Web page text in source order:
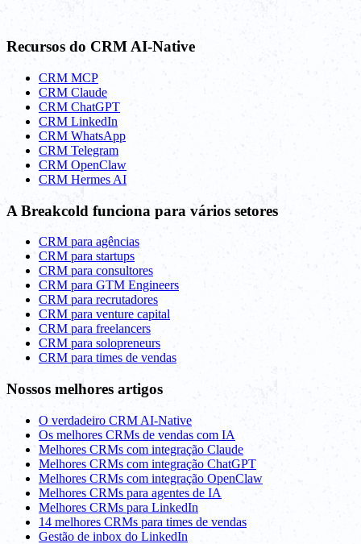
Recursos do CRM AI-Native
CRM MCP
CRM Claude
CRM ChatGPT
CRM LinkedIn
CRM WhatsApp
CRM Telegram
CRM OpenClaw
CRM Hermes AI
A Breakcold funciona para vários setores
CRM para agências
CRM para startups
CRM para consultores
CRM para GTM Engineers
CRM para recrutadores
CRM para venture capital
CRM para freelancers
CRM para solopreneurs
CRM para times de vendas
Nossos melhores artigos
O verdadeiro CRM AI-Native
Os melhores CRMs de vendas com IA
Melhores CRMs com integração Claude
Melhores CRMs com integração ChatGPT
Melhores CRMs com integração OpenClaw
Melhores CRMs para agentes de IA
Melhores CRMs para LinkedIn
14 melhores CRMs para times de vendas
Gestão de inbox do LinkedIn